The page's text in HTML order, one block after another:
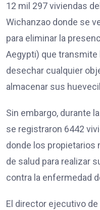
12 mil 297 viviendas
Wichanzao donde se
para eliminar la
Aegypti) que transmite
desechar cualquier
almacenar sus
Sin embargo, durante
se registraron 6442
donde los propietarios
de salud para realizar
contra la enfermedad
El director ejecutivo de